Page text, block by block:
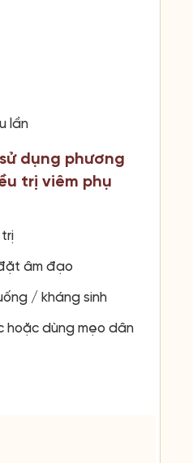
lần
dụng phương
trị viêm phụ
âm đạo
/ kháng sinh
hoặc dùng mẹo dân